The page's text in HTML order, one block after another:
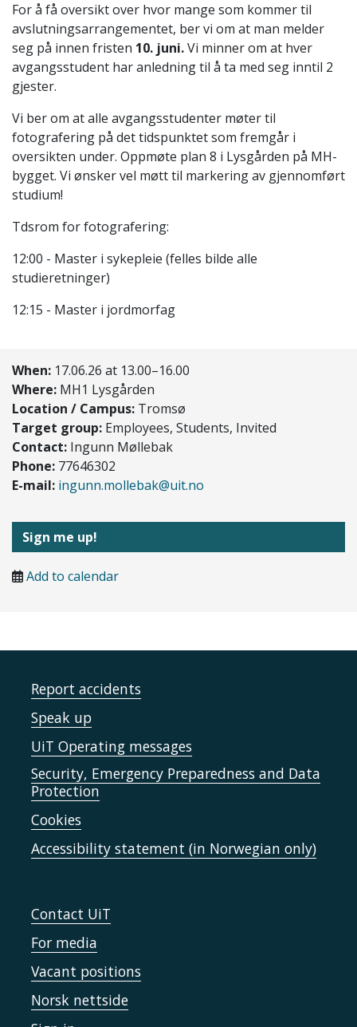
For å få oversikt over hvor mange som kommer til
avslutningsarrangementet, ber vi om at man melder
seg på innen fristen 10. juni.Vi minner om at hver
avgangsstudent har anledning til å ta med seg inntil 2
gjester.
Vi ber om at alle avgangsstudenter møter til
fotografering på det tidspunktet som fremgår i
oversikten under. Oppmøte plan 8 i Lysgården på MH-
bygget. Vi ønsker vel møtt til markering av gjennomført
studium!
Tdsrom for fotografering:
12:00 - Master i sykepleie (felles bilde alle
studieretninger)
12:15 - Master i jordmorfag
When: 17.06.26 at 13.00–16.00
Where: MH1 Lysgården
Location / Campus: Tromsø
Target group: Employees, Students, Invited
Contact: Ingunn Møllebak
Phone: 77646302
E-mail: ingunn.mollebak@uit.no
Sign me up!
Add to calendar
Report accidents
Speak up
UiT Operating messages
Security, Emergency Preparedness and Data
Protection
Cookies
Accessibility statement (in Norwegian only)
Contact UiT
For media
Vacant positions
Norsk nettside